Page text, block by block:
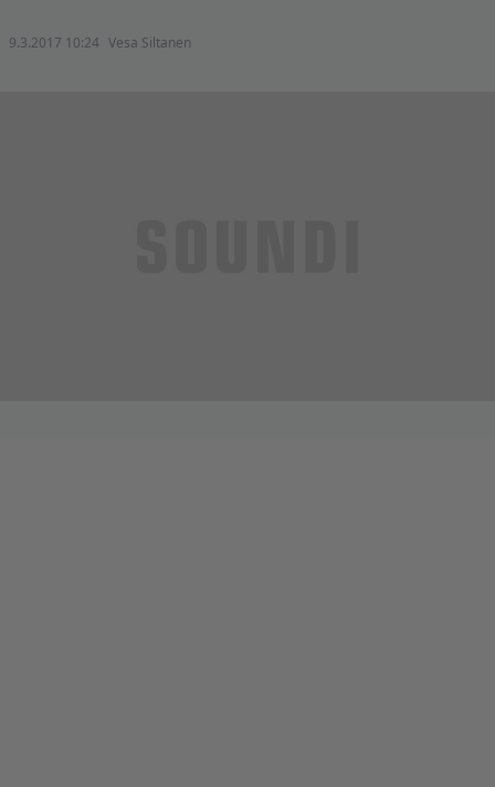
9.3.2017 10:24 Vesa Siltanen